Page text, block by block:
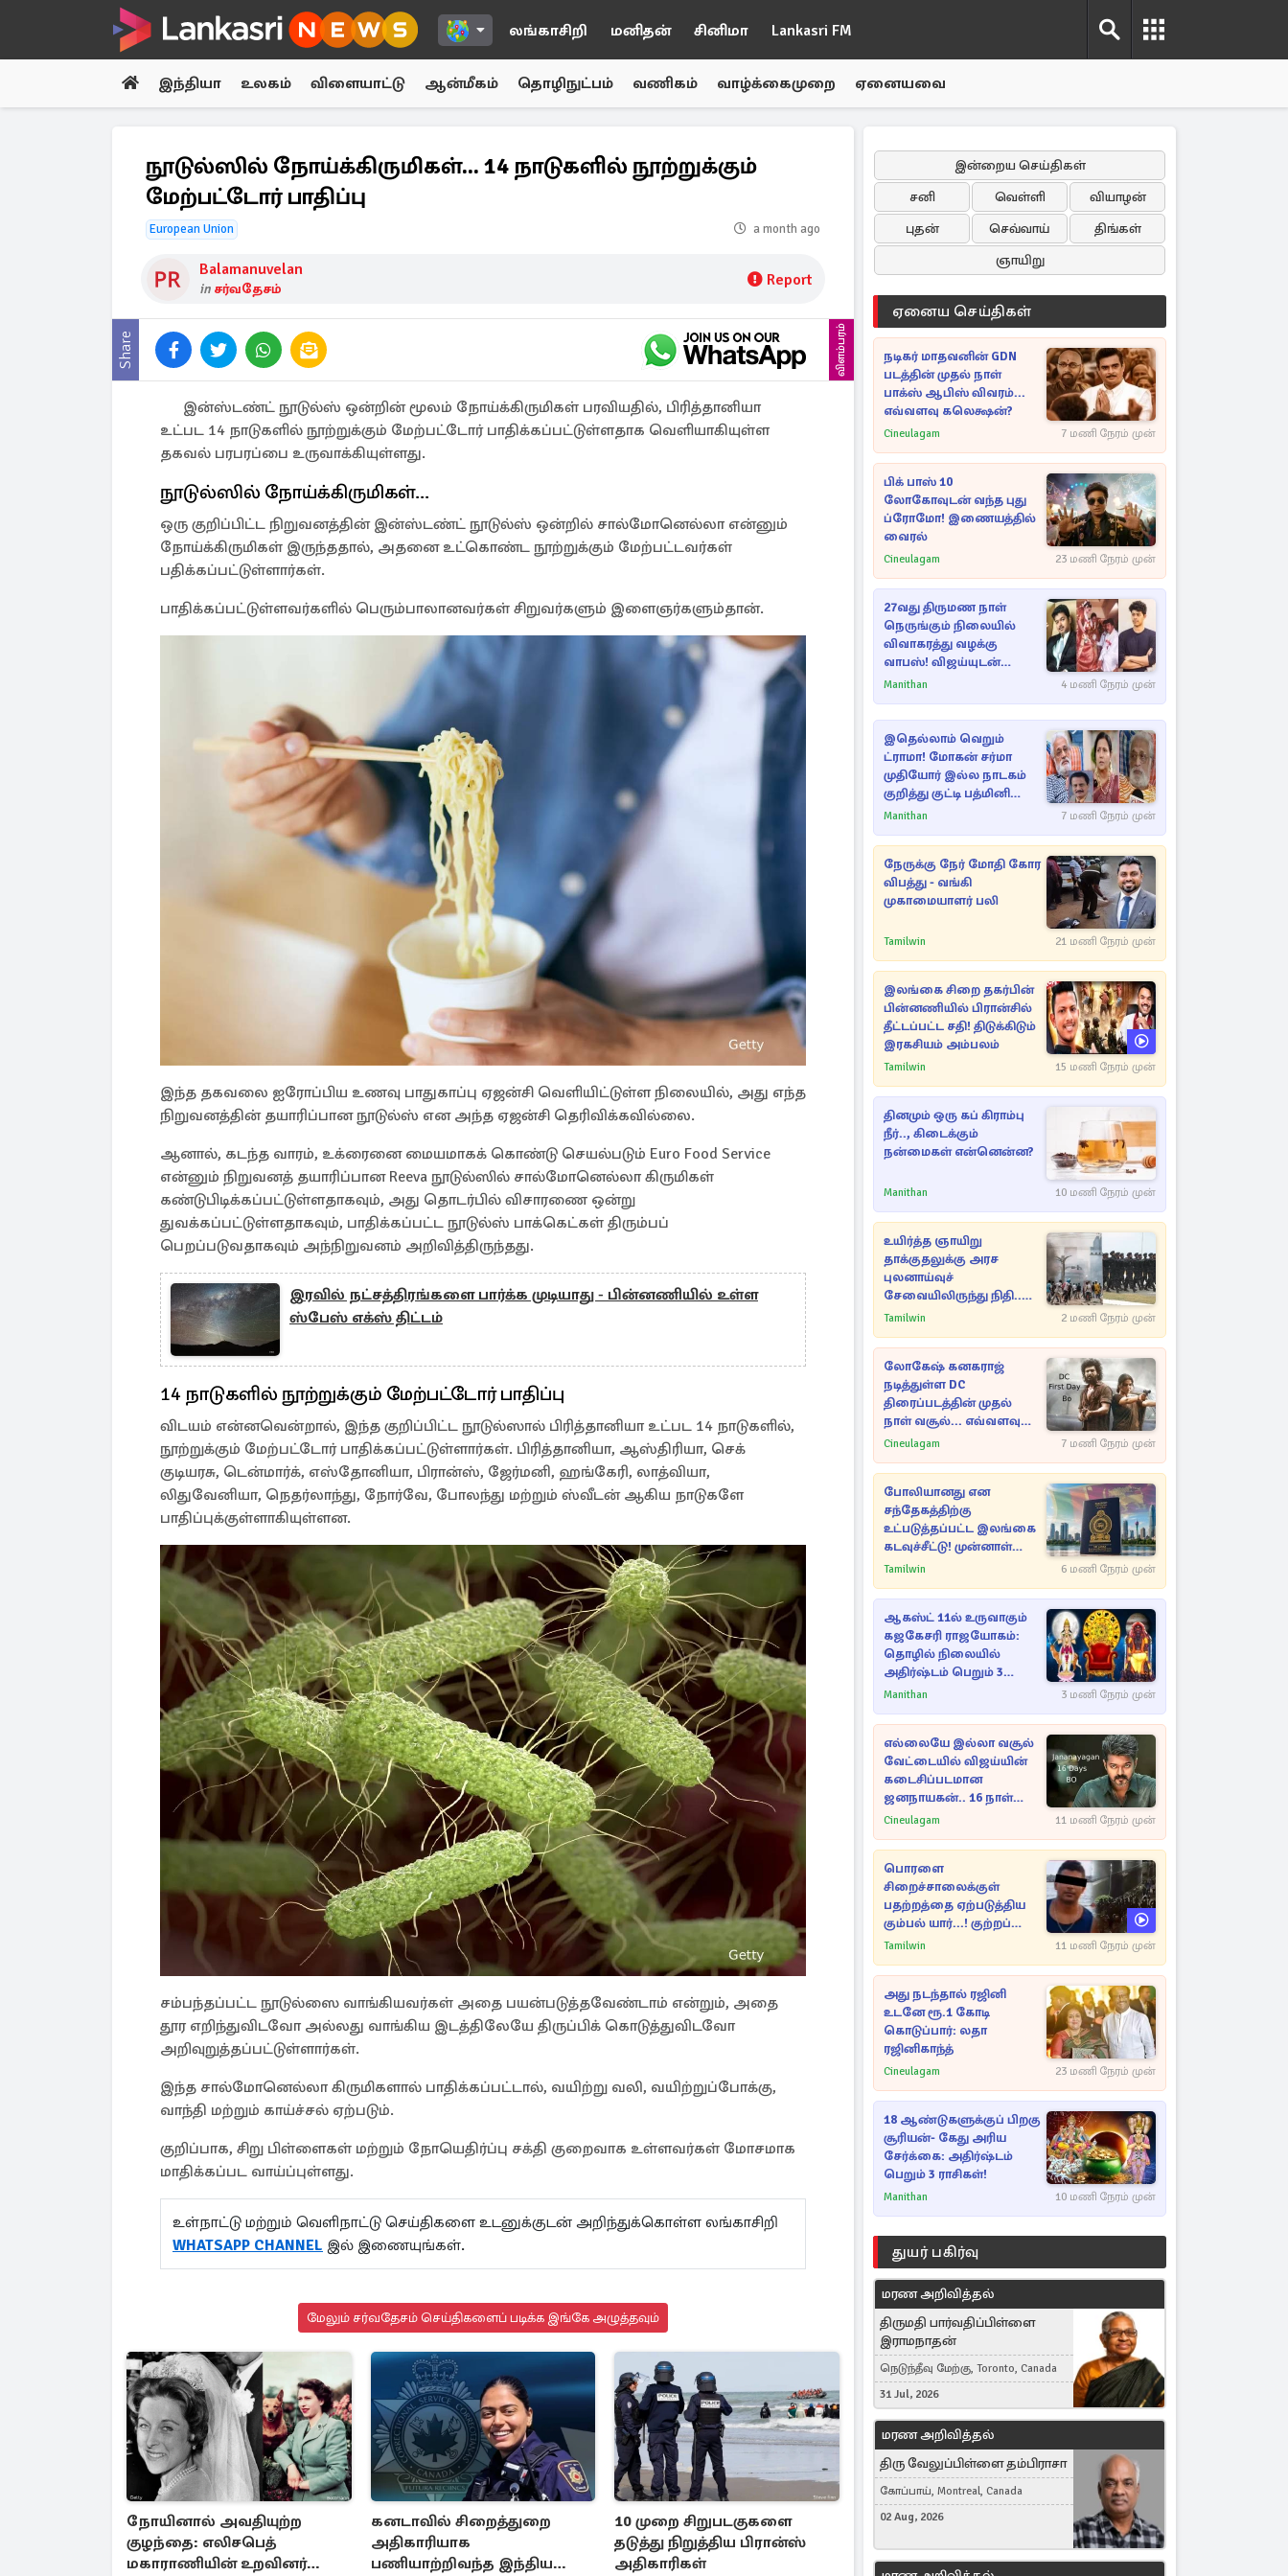
லங்காசிறி மனிதன் சினிமா Lankasri FM
இந்தியா உலகம் விளையாட்டு ஆன்மீகம் தொழிநுட்பம் வணிகம் வாழ்க்கைமுறை ஏனையவை
நூடுல்ஸில் நோய்க்கிருமிகள்... 14 நாடுகளில் நூற்றுக்கும்
மேற்பட்டோர் பாதிப்பு
European Union a month ago
Balamanuvelan
in சர்வதேசம் Report
Share விளம்பரம்
இன்ஸ்டண்ட் நூடுல்ஸ் ஒன்றின் மூலம் நோய்க்கிருமிகள் பரவியதில், பிரித்தானியா
உட்பட 14 நாடுகளில் நூற்றுக்கும் மேற்பட்டோர் பாதிக்கப்பட்டுள்ளதாக வெளியாகியுள்ள
தகவல் பரபரப்பை உருவாக்கியுள்ளது.
நூடுல்ஸில் நோய்க்கிருமிகள்...
ஒரு குறிப்பிட்ட நிறுவனத்தின் இன்ஸ்டண்ட் நூடுல்ஸ் ஒன்றில் சால்மோனெல்லா என்னும்
நோய்க்கிருமிகள் இருந்ததால், அதனை உட்கொண்ட நூற்றுக்கும் மேற்பட்டவர்கள்
பதிக்கப்பட்டுள்ளார்கள்.
பாதிக்கப்பட்டுள்ளவர்களில் பெரும்பாலானவர்கள் சிறுவர்களும் இளைஞர்களும்தான்.
இந்த தகவலை ஐரோப்பிய உணவு பாதுகாப்பு ஏஜன்சி வெளியிட்டுள்ள நிலையில், அது எந்த
நிறுவனத்தின் தயாரிப்பான நூடுல்ஸ் என அந்த ஏஜன்சி தெரிவிக்கவில்லை.
ஆனால், கடந்த வாரம், உக்ரைனை மையமாகக் கொண்டு செயல்படும் Euro Food Service
என்னும் நிறுவனத் தயாரிப்பான Reeva நூடுல்ஸில் சால்மோனெல்லா கிருமிகள்
கண்டுபிடிக்கப்பட்டுள்ளதாகவும், அது தொடர்பில் விசாரணை ஒன்று
துவக்கப்பட்டுள்ளதாகவும், பாதிக்கப்பட்ட நூடுல்ஸ் பாக்கெட்கள் திரும்பப்
பெறப்படுவதாகவும் அந்நிறுவனம் அறிவித்திருந்தது.
இரவில் நட்சத்திரங்களை பார்க்க முடியாது - பின்னணியில் உள்ள
ஸ்பேஸ் எக்ஸ் திட்டம்
14 நாடுகளில் நூற்றுக்கும் மேற்பட்டோர் பாதிப்பு
விடயம் என்னவென்றால், இந்த குறிப்பிட்ட நூடுல்ஸால் பிரித்தானியா உட்பட 14 நாடுகளில்,
நூற்றுக்கும் மேற்பட்டோர் பாதிக்கப்பட்டுள்ளார்கள். பிரித்தானியா, ஆஸ்திரியா, செக்
குடியரசு, டென்மார்க், எஸ்தோனியா, பிரான்ஸ், ஜேர்மனி, ஹங்கேரி, லாத்வியா,
லிதுவேனியா, நெதர்லாந்து, நோர்வே, போலந்து மற்றும் ஸ்வீடன் ஆகிய நாடுகளே
பாதிப்புக்குள்ளாகியுள்ளன.
சம்பந்தப்பட்ட நூடுல்ஸை வாங்கியவர்கள் அதை பயன்படுத்தவேண்டாம் என்றும், அதை
தூர எறிந்துவிடவோ அல்லது வாங்கிய இடத்திலேயே திருப்பிக் கொடுத்துவிடவோ
அறிவுறுத்தப்பட்டுள்ளார்கள்.
இந்த சால்மோனெல்லா கிருமிகளால் பாதிக்கப்பட்டால், வயிற்று வலி, வயிற்றுப்போக்கு,
வாந்தி மற்றும் காய்ச்சல் ஏற்படும்.
குறிப்பாக, சிறு பிள்ளைகள் மற்றும் நோயெதிர்ப்பு சக்தி குறைவாக உள்ளவர்கள் மோசமாக
மாதிக்கப்பட வாய்ப்புள்ளது.
உள்நாட்டு மற்றும் வெளிநாட்டு செய்திகளை உடனுக்குடன் அறிந்துக்கொள்ள லங்காசிறி
WHATSAPP CHANNEL இல் இணையுங்கள்.
மேலும் சர்வதேசம் செய்திகளைப் படிக்க இங்கே அழுத்தவும்
நோயினால் அவதியுற்ற
குழந்தை: எலிசபெத்
மகாராணியின் உறவினர்
கனடாவில் சிறைத்துறை
அதிகாரியாக
பணியாற்றிவந்த இந்திய
10 முறை சிறுபடகுகளை
தடுத்து நிறுத்திய பிரான்ஸ்
அதிகாரிகள்
இன்றைய செய்திகள்
சனி
வெள்ளி
வியாழன்
புதன்
செவ்வாய்
திங்கள்
ஞாயிறு
ஏனைய செய்திகள்
நடிகர் மாதவனின் GDN
படத்தின் முதல் நாள்
பாக்ஸ் ஆபிஸ் விவரம்...
எவ்வளவு கலெக்ஷன்?
Cineulagam 7 மணி நேரம் முன்
பிக் பாஸ் 10
லோகோவுடன் வந்த புது
ப்ரோமோ! இணையத்தில்
வைரல்
Cineulagam 23 மணி நேரம் முன்
27வது திருமண நாள்
நெருங்கும் நிலையில்
விவாகரத்து வழக்கு
வாபஸ்! விஜய்யுடன்
மீண்டும் இணைவாரா?
Manithan 4 மணி நேரம் முன்
இதெல்லாம் வெறும்
ட்ராமா! மோகன் சர்மா
முதியோர் இல்ல நாடகம்
குறித்து குட்டி பத்மினி
பரபரப்பு பேட்டி
Manithan 7 மணி நேரம் முன்
நேருக்கு நேர் மோதி கோர
விபத்து - வங்கி
முகாமையாளர் பலி
Tamilwin 21 மணி நேரம் முன்
இலங்கை சிறை தகர்பின்
பின்னணியில் பிரான்சில்
தீட்டப்பட்ட சதி! திடுக்கிடும்
இரகசியம் அம்பலம்
Tamilwin 15 மணி நேரம் முன்
தினமும் ஒரு கப் கிராம்பு
நீர்.., கிடைக்கும்
நன்மைகள் என்னென்ன?
Manithan 10 மணி நேரம் முன்
உயிர்த்த ஞாயிறு
தாக்குதலுக்கு அரச
புலனாய்வுச்
சேவையிலிருந்து நிதி..
வெளியான அதிர்ச்சி
Tamilwin 2 மணி நேரம் முன்
லோகேஷ் கனகராஜ்
நடித்துள்ள DC
திரைப்படத்தின் முதல்
நாள் வசூல்... எவ்வளவு
தெரியுமா?
Cineulagam 7 மணி நேரம் முன்
போலியானது என
சந்தேகத்திற்கு
உட்படுத்தப்பட்ட இலங்கை
கடவுச்சீட்டு! முன்னாள்
எம்.பிக்கு
சிக்கல்
Tamilwin 6 மணி நேரம் முன்
ஆகஸ்ட் 11ல் உருவாகும்
கஜகேசரி ராஜயோகம்:
தொழில் நிலையில்
அதிர்ஷ்டம் பெறும் 3
ராசிகள்!
Manithan 3 மணி நேரம் முன்
எல்லையே இல்லா வசூல்
வேட்டையில் விஜய்யின்
கடைசிப்படமான
ஜனநாயகன்.. 16 நாள்
பாக்ஸ் ஆபிஸ்
Cineulagam 11 மணி நேரம் முன்
பொரளை
சிறைச்சாலைக்குள்
பதற்றத்தை ஏற்படுத்திய
கும்பல் யார்...! குற்றப்
பின்னணி தொடர்பில்
Tamilwin 11 மணி நேரம் முன்
அது நடந்தால் ரஜினி
உடனே ரூ.1 கோடி
கொடுப்பார்: லதா
ரஜினிகாந்த்
Cineulagam 23 மணி நேரம் முன்
18 ஆண்டுகளுக்குப் பிறகு
சூரியன்- கேது அரிய
சேர்க்கை: அதிர்ஷ்டம்
பெறும் 3 ராசிகள்!
Manithan 10 மணி நேரம் முன்
துயர் பகிர்வு
மரண அறிவித்தல்
திருமதி பார்வதிப்பிள்ளை
இராமநாதன்
நெடுந்தீவு மேற்கு, Toronto, Canada
31 Jul, 2026
மரண அறிவித்தல்
திரு வேலுப்பிள்ளை தம்பிராசா
கோப்பாய், Montreal, Canada
02 Aug, 2026